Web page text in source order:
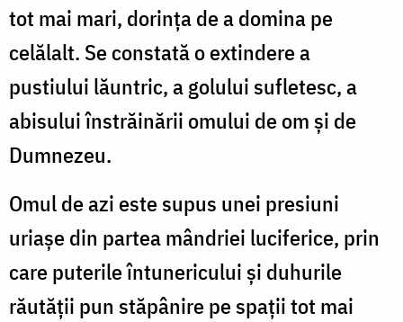
tot mai mari, dorința de a domina pe
celălalt. Se constată o extindere a
pustiului lăuntric, a golului sufletesc, a
abisului înstrăinării omului de om și de
Dumnezeu.
Omul de azi este supus unei presiuni
uriașe din partea mândriei luciferice, prin
care puterile întunericului și duhurile
răutății pun stăpânire pe spații tot mai